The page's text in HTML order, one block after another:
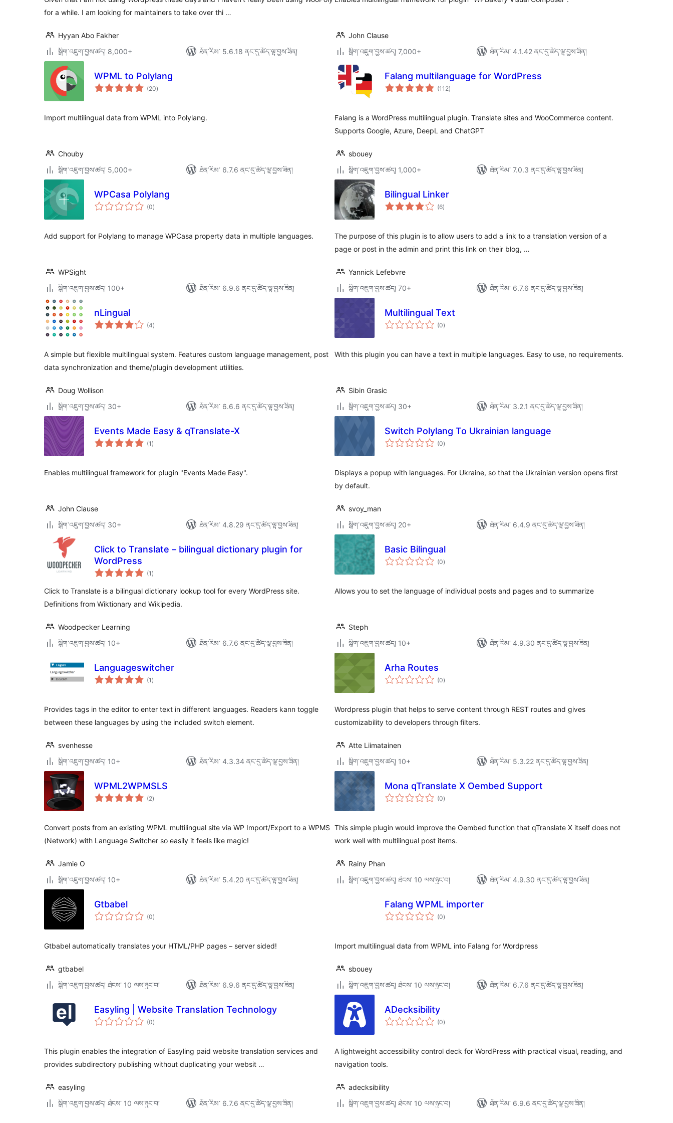
for a while. I am looking for maintainers to take over thi …
Hyyan Abo Fakher
སྒྲིག་འཇུག་བྱས་ཚད། 8,000+
ཐོན་རིམ་ 5.6.18 ནང་དུ་ཚོད་ལྟ་བྱས་ཟིན།
John Clause
སྒྲིག་འཇུག་བྱས་ཚད། 7,000+
ཐོན་རིམ་ 4.1.42 ནང་དུ་ཚོད་ལྟ་བྱས་ཟིན།
WPML to Polylang
(20གདེང་
འཇོག་
)
Import multilingual data from WPML into Polylang.
Chouby
སྒྲིག་འཇུག་བྱས་ཚད། 5,000+
ཐོན་རིམ་ 6.7.6 ནང་དུ་ཚོད་ལྟ་བྱས་ཟིན།
Falang multilanguage for WordPress
(112གདེང་
འཇོག་
)
Falang is a WordPress multilingual plugin. Translate sites and WooCommerce content.
Supports Google, Azure, DeepL and ChatGPT
sbouey
སྒྲིག་འཇུག་བྱས་ཚད། 1,000+
ཐོན་རིམ་ 7.0.3 ནང་དུ་ཚོད་ལྟ་བྱས་ཟིན།
WPCasa Polylang
(0གདེང་
འཇོག་
)
Add support for Polylang to manage WPCasa property data in multiple languages.
WPSight
སྒྲིག་འཇུག་བྱས་ཚད། 100+
ཐོན་རིམ་ 6.9.6 ནང་དུ་ཚོད་ལྟ་བྱས་ཟིན།
Bilingual Linker
(6གདེང་
འཇོག་
)
The purpose of this plugin is to allow users to add a link to a translation version of a
page or post in the admin and print this link on their blog, …
Yannick Lefebvre
སྒྲིག་འཇུག་བྱས་ཚད། 70+
ཐོན་རིམ་ 6.7.6 ནང་དུ་ཚོད་ལྟ་བྱས་ཟིན།
nLingual
(4གདེང་
འཇོག་
)
A simple but flexible multilingual system. Features custom language management, post
data synchronization and theme/plugin development utilities.
Doug Wollison
སྒྲིག་འཇུག་བྱས་ཚད། 30+
ཐོན་རིམ་ 6.6.6 ནང་དུ་ཚོད་ལྟ་བྱས་ཟིན།
Multilingual Text
(0གདེང་
འཇོག་
)
With this plugin you can have a text in multiple languages. Easy to use, no requirements.
Sibin Grasic
སྒྲིག་འཇུག་བྱས་ཚད། 30+
ཐོན་རིམ་ 3.2.1 ནང་དུ་ཚོད་ལྟ་བྱས་ཟིན།
Events Made Easy & qTranslate-X
(1 གདེང་
འཇོག་
)
Enables multilingual framework for plugin "Events Made Easy".
John Clause
སྒྲིག་འཇུག་བྱས་ཚད། 30+
ཐོན་རིམ་ 4.8.29 ནང་དུ་ཚོད་ལྟ་བྱས་ཟིན།
Switch Polylang To Ukrainian language
(0གདེང་
འཇོག་
)
Displays a popup with languages. For Ukraine, so that the Ukrainian version opens first
by default.
svoy_man
སྒྲིག་འཇུག་བྱས་ཚད། 20+
ཐོན་རིམ་ 6.4.9 ནང་དུ་ཚོད་ལྟ་བྱས་ཟིན།
Click to Translate – bilingual dictionary plugin for
WordPress
(1 གདེང་
འཇོག་
ཚང་།
)
Click to Translate is a bilingual dictionary lookup tool for every WordPress site.
Definitions from Wiktionary and Wikipedia.
Woodpecker Learning
སྒྲིག་འཇུག་བྱས་ཚད། 10+
ཐོན་རིམ་ 6.7.6 ནང་དུ་ཚོད་ལྟ་བྱས་ཟིན།
Basic Bilingual
(0གདེང་
འཇོག་
)
Allows you to set the language of individual posts and pages and to summarize
Steph
སྒྲིག་འཇུག་བྱས་ཚད། 10+
ཐོན་རིམ་ 4.9.30 ནང་དུ་ཚོད་ལྟ་བྱས་ཟིན།
Languageswitcher
(1 གདེང་
འཇོག་
)
Provides tags in the editor to enter text in different languages. Readers kann toggle
between these languages by using the included switch element.
svenhesse
སྒྲིག་འཇུག་བྱས་ཚད། 10+
ཐོན་རིམ་ 4.3.34 ནང་དུ་ཚོད་ལྟ་བྱས་ཟིན།
Arha Routes
(0གདེང་
འཇོག་
)
Wordpress plugin that helps to serve content through REST routes and gives
customizability to developers through filters.
Atte Liimatainen
སྒྲིག་འཇུག་བྱས་ཚད། 10+
ཐོན་རིམ་ 5.3.22 ནང་དུ་ཚོད་ལྟ་བྱས་ཟིན།
WPML2WPMSLS
(2གདེང་
འཇོག་
)
Convert posts from an existing WPML multilingual site via WP Import/Export to a WPMS
(Network) with Language Switcher so easily it feels like magic!
Jamie O
སྒྲིག་འཇུག་བྱས་ཚད། 10+
ཐོན་རིམ་ 5.4.20 ནང་དུ་ཚོད་ལྟ་བྱས་ཟིན།
Mona qTranslate X Oembed Support
(0གདེང་
འཇོག་
)
This simple plugin would improve the Oembed function that qTranslate X itself does not
work well with multilingual post items.
Rainy Phan
སྒྲིག་འཇུག་བྱས་ཚད། ཐེངས་ 10 ལས་ཉུང་བ།
ཐོན་རིམ་ 4.9.30 ནང་དུ་ཚོད་ལྟ་བྱས་ཟིན།
Gtbabel
(0གདེང་
འཇོག་
)
Gtbabel automatically translates your HTML/PHP pages – server sided!
gtbabel
སྒྲིག་འཇུག་བྱས་ཚད། ཐེངས་ 10 ལས་ཉུང་བ།
ཐོན་རིམ་ 6.9.6 ནང་དུ་ཚོད་ལྟ་བྱས་ཟིན།
Falang WPML importer
(0གདེང་
འཇོག་
)
Import multilingual data from WPML into Falang for Wordpress
sbouey
སྒྲིག་འཇུག་བྱས་ཚད། ཐེངས་ 10 ལས་ཉུང་བ།
ཐོན་རིམ་ 6.7.6 ནང་དུ་ཚོད་ལྟ་བྱས་ཟིན།
Easyling | Website Translation Technology
(0གདེང་
འཇོག་
)
This plugin enables the integration of Easyling paid website translation services and
provides subdirectory publishing without duplicating your websit …
easyling
སྒྲིག་འཇུག་བྱས་ཚད། ཐེངས་ 10 ལས་ཉུང་བ།
ཐོན་རིམ་ 6.7.6 ནང་དུ་ཚོད་ལྟ་བྱས་ཟིན།
ADecksibility
(0གདེང་
འཇོག་
)
A lightweight accessibility control deck for WordPress with practical visual, reading, and
navigation tools.
adecksibility
སྒྲིག་འཇུག་བྱས་ཚད། ཐེངས་ 10 ལས་ཉུང་བ།
ཐོན་རིམ་ 6.9.6 ནང་དུ་ཚོད་ལྟ་བྱས་ཟིན།